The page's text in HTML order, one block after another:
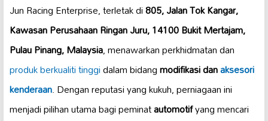
Jun Racing Enterprise, terletak di805, Jalan Tok Kangar,
Kawasan Perusahaan Ringan Juru, 14100 Bukit Mertajam,
Pulau Pinang, Malaysia, menawarkan perkhidmatan dan
produk berkualiti tinggidalam bidangmodifikasi danaksesori
kenderaan. Dengan reputasi yang kukuh, perniagaan ini
menjadi pilihan utama bagi peminatautomotifyang mencari